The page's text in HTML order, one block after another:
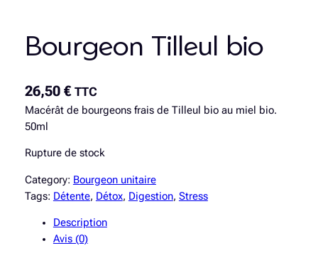
Bourgeon Tilleul bio
26,50 € TTC
Macérât de bourgeons frais de Tilleul bio au miel bio.
50ml
Rupture de stock
Category: Bourgeon unitaire
Tags: Détente, Détox, Digestion, Stress
Description
Avis (0)